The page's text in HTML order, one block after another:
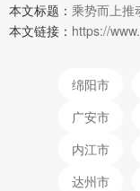
本文标题： 乘势而上推
本文链接： https://
绵阳市
广安市
内江市
达州市